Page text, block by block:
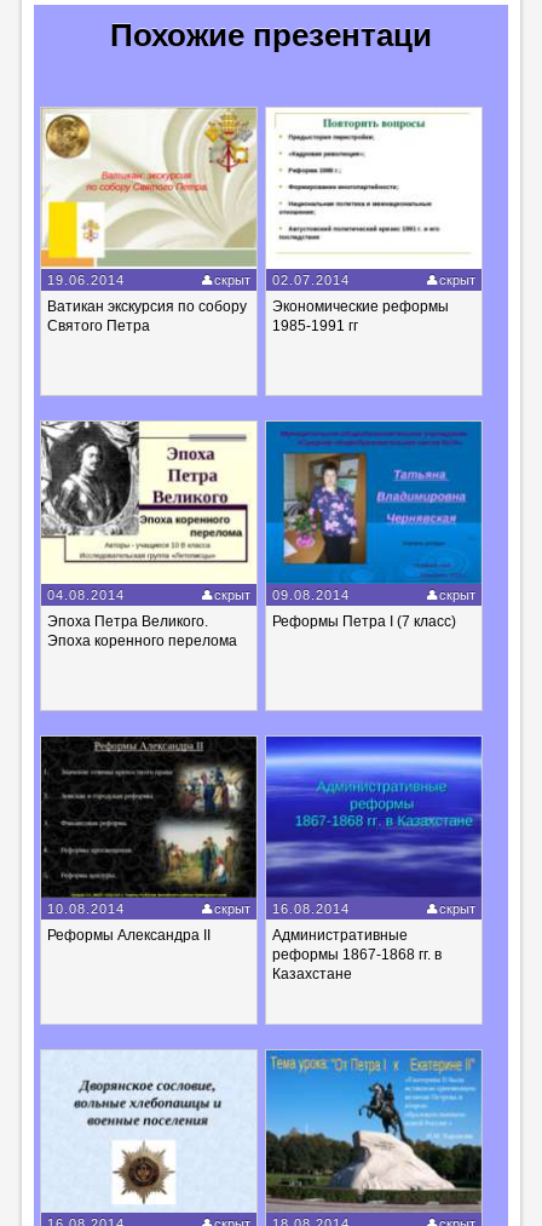
Похожие презентаци
19.06.2014 скрыт
Ватикан экскурсия по собору
Святого Петра
02.07.2014 скрыт
Экономические реформы
1985-1991 гг
04.08.2014 скрыт
Эпоха Петра Великого.
Эпоха коренного перелома
09.08.2014 скрыт
Реформы Петра I (7 класс)
10.08.2014 скрыт
Реформы Александра II
16.08.2014 скрыт
Административные
реформы 1867-1868 гг. в
Казахстане